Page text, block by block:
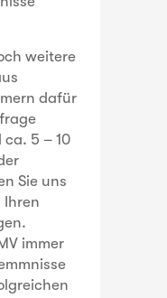
weitere
dafür
ca. 5 – 10
Sie uns
Ihren
immer